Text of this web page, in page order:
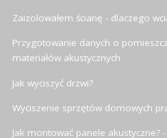
Zaizolowałem ścianę - dlaczego
Przygotowanie danych o
materiałów akustycznych
Jak wyciszyć drzwi?
Wyciszenie sprzętów domowych
Jak montować panele akustyczne?